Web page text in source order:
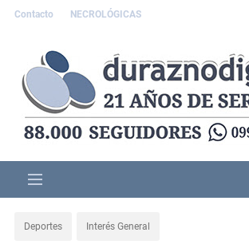
Contacto NECROLÓGICAS
Deportes Interés General